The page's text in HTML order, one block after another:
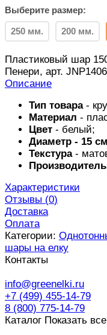
Выберите размер:
250 мм. 200 мм.
Пластиковый шар
Пенери, арт.
Описание
Тип товара -
Материал -
Цвет - белый;
Диаметр - 15
Текстура -
Характеристики
Отзывы (0)
Доставка
Оплата
Категории:
шары на елку
Контакты
info@greenelki.ru
+7 (499) 455-14-79
8 (800) 775-14-79
Каталог Показать все